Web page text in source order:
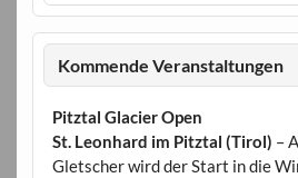
Kommende Veranstaltungen
Pitztal Glacier Open
St. Leonhard im Pitztal (Tirol) –
Gletscher wird der Start in die